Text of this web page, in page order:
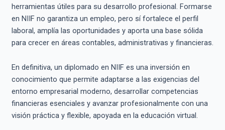
herramientas útiles para su desarrollo profesional. Formarse
en NIIF no garantiza un empleo, pero sí fortalece el perfil
laboral, amplía las oportunidades y aporta una base sólida
para crecer en áreas contables, administrativas y financieras.
En definitiva, un diplomado en NIIF es una inversión en
conocimiento que permite adaptarse a las exigencias del
entorno empresarial moderno, desarrollar competencias
financieras esenciales y avanzar profesionalmente con una
visión práctica y flexible, apoyada en la educación virtual.